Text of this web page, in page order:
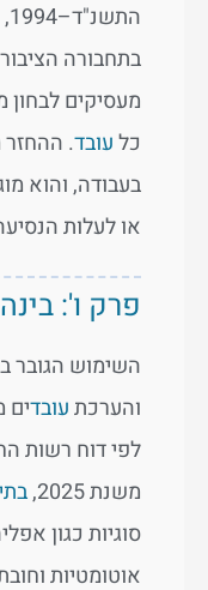
מעסיקים
כלעובד. ההחזר
בעבודה, והוא
או לעלות
פרק ו':
והערכתעובדים
לפי דוח רשות
משנת 2025,
סוגיות כגון
אוטומטיות